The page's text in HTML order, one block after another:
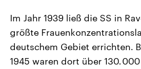
Im Jahr 1939 ließ die SS in
größte
deutschem Gebiet errichten.
1945 waren dort über 130.